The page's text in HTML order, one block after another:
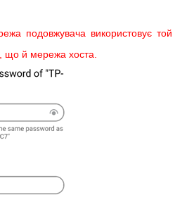
подовжувача використовує той
що й мережа хоста.